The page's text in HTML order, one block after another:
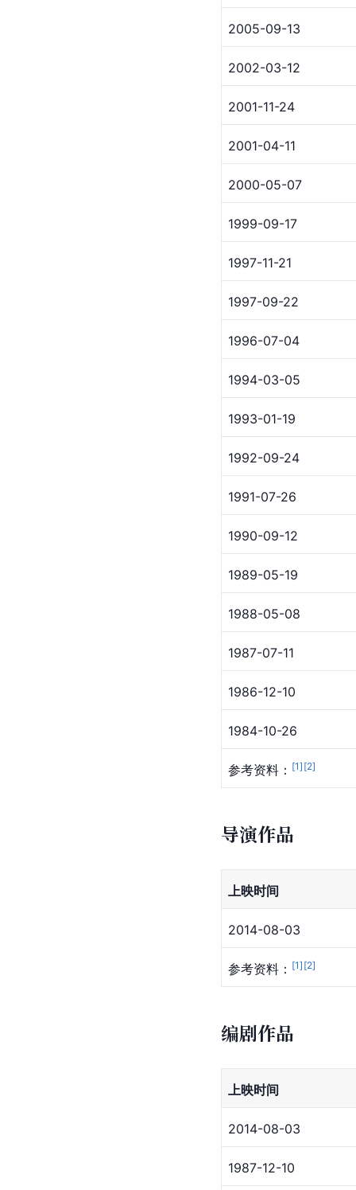
2005-09-13
2002-03-12
2001-11-24
2001-04-11
2000-05-07
1999-09-17
1997-11-21
1997-09-22
1996-07-04
1994-03-05
1993-01-19
1992-09-24
1991-07-26
1990-09-12
1989-05-19
1988-05-08
1987-07-11
1986-12-10
1984-10-26
参考资料： [1] [2]
导演作品
上映时间
2014-08-03
参考资料： [1] [2]
编剧作品
上映时间
2014-08-03
1987-12-10